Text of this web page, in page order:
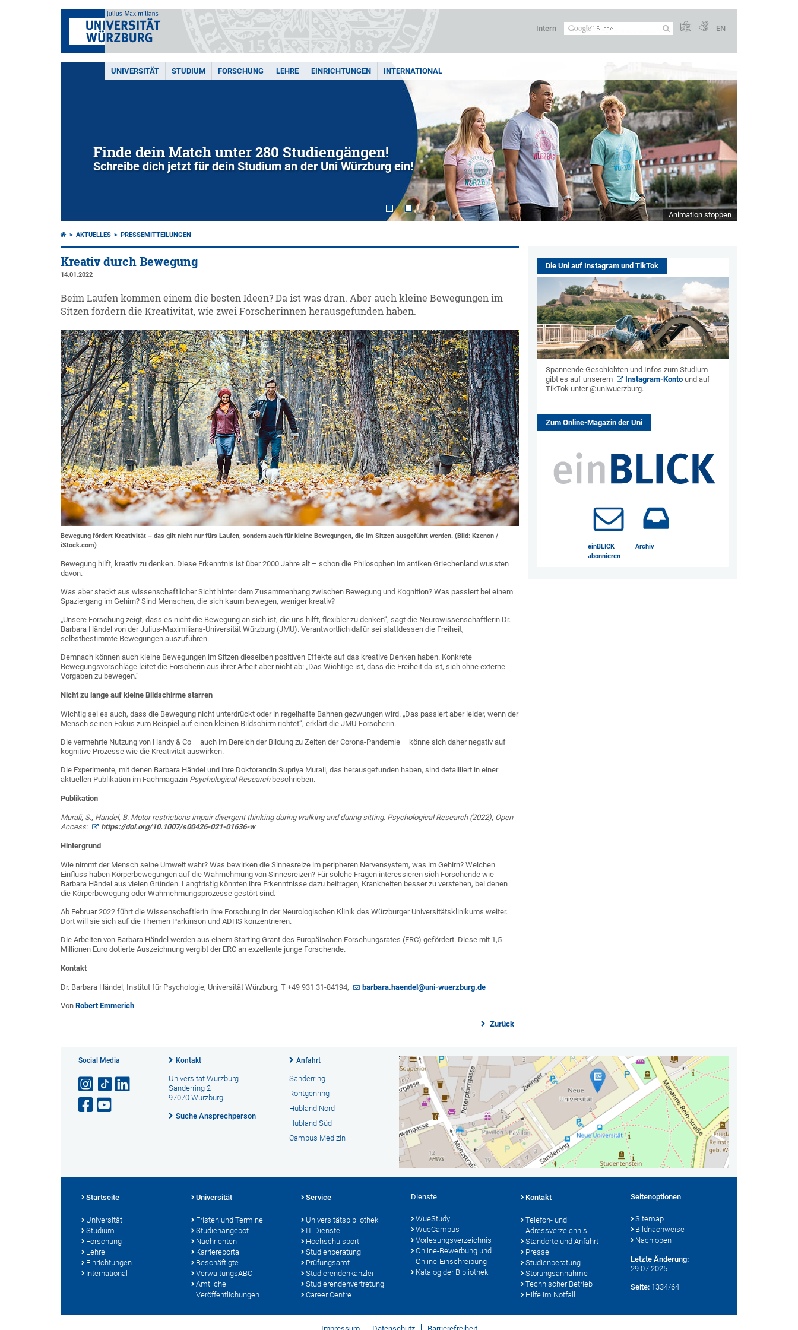
Intern EN
UNIVERSITÄT STUDIUM FORSCHUNG LEHRE EINRICHTUNGEN INTERNATIONAL
Finde dein Match unter 280 Studiengängen!
Schreibe dich jetzt für dein Studium an der Uni Würzburg ein!
Animation stoppen
AKTUELLES PRESSEMITTEILUNGEN
Kreativ durch Bewegung
14.01.2022
Beim Laufen kommen einem die besten Ideen? Da ist was dran. Aber auch kleine Bewegungen im
Sitzen fördern die Kreativität, wie zwei Forscherinnen herausgefunden haben.
Bewegung fördert Kreativität – das gilt nicht nur fürs Laufen, sondern auch für kleine Bewegungen, die im Sitzen ausgeführt werden. (Bild: Kzenon /
iStock.com)
Bewegung hilft, kreativ zu denken. Diese Erkenntnis ist über 2000 Jahre alt – schon die Philosophen im antiken Griechenland wussten
davon.
Was aber steckt aus wissenschaftlicher Sicht hinter dem Zusammenhang zwischen Bewegung und Kognition? Was passiert bei einem
Spaziergang im Gehirn? Sind Menschen, die sich kaum bewegen, weniger kreativ?
„Unsere Forschung zeigt, dass es nicht die Bewegung an sich ist, die uns hilft, flexibler zu denken“, sagt die Neurowissenschaftlerin Dr.
Barbara Händel von der Julius-Maximilians-Universität Würzburg (JMU). Verantwortlich dafür sei stattdessen die Freiheit,
selbstbestimmte Bewegungen auszuführen.
Demnach können auch kleine Bewegungen im Sitzen dieselben positiven Effekte auf das kreative Denken haben. Konkrete
Bewegungsvorschläge leitet die Forscherin aus ihrer Arbeit aber nicht ab: „Das Wichtige ist, dass die Freiheit da ist, sich ohne externe
Vorgaben zu bewegen.“
Nicht zu lange auf kleine Bildschirme starren
Wichtig sei es auch, dass die Bewegung nicht unterdrückt oder in regelhafte Bahnen gezwungen wird. „Das passiert aber leider, wenn der
Mensch seinen Fokus zum Beispiel auf einen kleinen Bildschirm richtet“, erklärt die JMU-Forscherin.
Die vermehrte Nutzung von Handy & Co – auch im Bereich der Bildung zu Zeiten der Corona-Pandemie – könne sich daher negativ auf
kognitive Prozesse wie die Kreativität auswirken.
Die Experimente, mit denen Barbara Händel und ihre Doktorandin Supriya Murali, das herausgefunden haben, sind detailliert in einer
aktuellen Publikation im Fachmagazin Psychological Research beschrieben.
Publikation
Murali, S., Händel, B. Motor restrictions impair divergent thinking during walking and during sitting. Psychological Research (2022), Open
Access:
https://doi.org/10.1007/s00426-021-01636-w
Hintergrund
Wie nimmt der Mensch seine Umwelt wahr? Was bewirken die Sinnesreize im peripheren Nervensystem, was im Gehirn? Welchen
Einfluss haben Körperbewegungen auf die Wahrnehmung von Sinnesreizen? Für solche Fragen interessieren sich Forschende wie
Barbara Händel aus vielen Gründen. Langfristig könnten ihre Erkenntnisse dazu beitragen, Krankheiten besser zu verstehen, bei denen
die Körperbewegung oder Wahrnehmungsprozesse gestört sind.
Ab Februar 2022 führt die Wissenschaftlerin ihre Forschung in der Neurologischen Klinik des Würzburger Universitätsklinikums weiter.
Dort will sie sich auf die Themen Parkinson und ADHS konzentrieren.
Die Arbeiten von Barbara Händel werden aus einem Starting Grant des Europäischen Forschungsrates (ERC) gefördert. Diese mit 1,5
Millionen Euro dotierte Auszeichnung vergibt der ERC an exzellente junge Forschende.
Kontakt
Dr. Barbara Händel, Institut für Psychologie, Universität Würzburg, T +49 931 31-84194, barbara.haendel@uni-wuerzburg.de
Von Robert Emmerich
Zurück
Die Uni auf Instagram und TikTok
Spannende Geschichten und Infos zum Studium
gibt es auf unserem
Instagram-Konto und auf
TikTok unter @uniwuerzburg.
Zum Online-Magazin der Uni
einBLICK
abonnieren
Archiv
Social Media Kontakt
Universität Würzburg
Sanderring 2
97070 Würzburg
Suche Ansprechperson
Anfahrt
Sanderring
Röntgenring
Hubland Nord
Hubland Süd
Campus Medizin
Startseite
Universität
Studium
Forschung
Lehre
Einrichtungen
International
Universität
Fristen und Termine
Studienangebot
Nachrichten
Karriereportal
Beschäftigte
VerwaltungsABC
Amtliche
Veröffentlichungen
Service
Universitätsbibliothek
IT-Dienste
Hochschulsport
Studienberatung
Prüfungsamt
Studierendenkanzlei
Studierendenvertretung
Career Centre
Dienste
WueStudy
WueCampus
Vorlesungsverzeichnis
Online-Bewerbung und
Online-Einschreibung
Katalog der Bibliothek
Kontakt
Telefon- und
Adressverzeichnis
Standorte und Anfahrt
Presse
Studienberatung
Störungsannahme
Technischer Betrieb
Hilfe im Notfall
Seitenoptionen
Sitemap
Bildnachweise
Nach oben
Letzte Änderung:
29.07.2025
Seite: 1334/64